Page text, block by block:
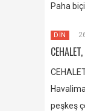
Paha
DİN
peşkeş